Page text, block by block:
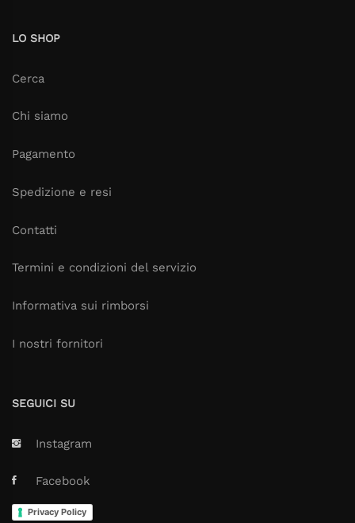
LO SHOP
Cerca
Chi siamo
Pagamento
Spedizione e resi
Contatti
Termini e condizioni del servizio
Informativa sui rimborsi
I nostri fornitori
SEGUICI SU
Instagram
Facebook
Privacy Policy